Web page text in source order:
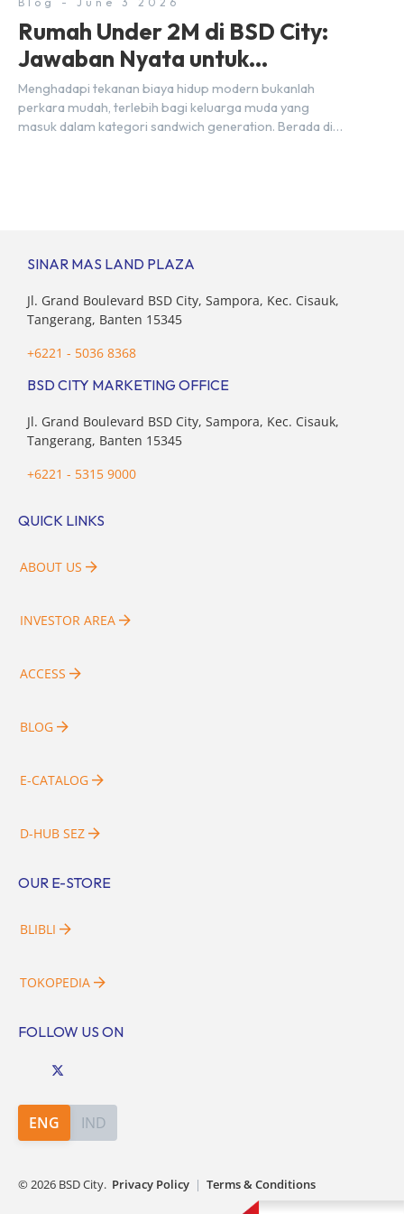
Rumah Under 2M di BSD City:
Jawaban Nyata untuk
Kebutuhan Generasi Sandwich
Menghadapi tekanan biaya hidup modern bukanlah
perkara mudah, terlebih bagi keluarga muda yang
masuk dalam kategori sandwich generation. Berada di
SINAR MAS LAND PLAZA
Jl. Grand Boulevard BSD City, Sampora, Kec. Cisauk,
Tangerang, Banten 15345
+6221 - 5036 8368
BSD CITY MARKETING OFFICE
Jl. Grand Boulevard BSD City, Sampora, Kec. Cisauk,
Tangerang, Banten 15345
+6221 - 5315 9000
QUICK LINKS
ABOUT US
INVESTOR AREA
ACCESS
BLOG
E-CATALOG
D-HUB SEZ
OUR E-STORE
BLIBLI
TOKOPEDIA
FOLLOW US ON
ENG IND
©2026 BSD City. Privacy Policy | Terms & Conditions